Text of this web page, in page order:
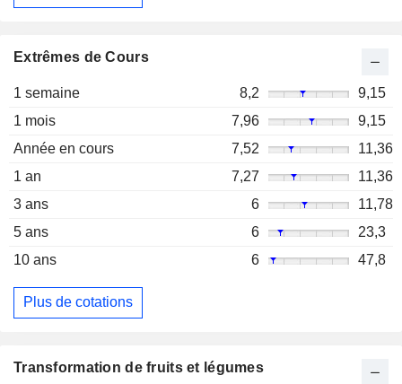
Extrêmes de Cours
1 semaine 8,2
9,15
1 mois
7,96
9,15
Année en cours
7,52
11,36
1 an
7,27
11,36
3 ans
6
11,78
5 ans
6
23,3
10 ans
6 47,8
Plus de cotations
Transformation de fruits et légumes